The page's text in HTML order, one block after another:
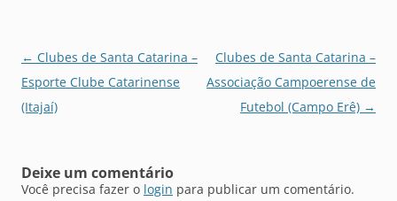
Navegação
de
posts
← Clubes de Santa Catarina –
Esporte Clube Catarinense
(Itajaí)
Clubes de Santa Catarina –
Associação Campoerense de
Futebol (Campo Erê) →
Deixe um comentário
Você precisa fazer o login para publicar um comentário.